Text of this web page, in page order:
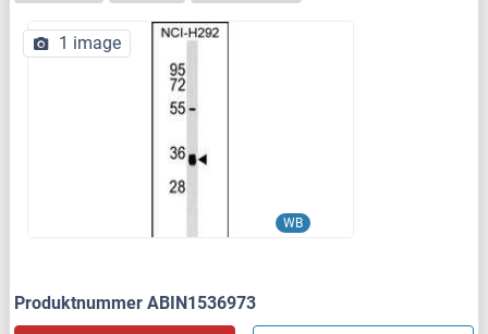
WB
1 image
Produktnummer ABIN1536973